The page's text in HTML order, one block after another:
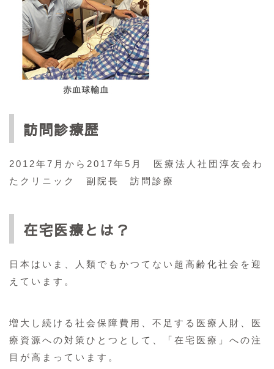
訪問診療歴
2012年7月から2017年5月 医療法人社団淳友会わ
たクリニック 副院長 訪問診療
在宅医療とは？
日本はいま、人類でもかつてない超高齢化社会を迎
えています。
増大し続ける社会保障費用、不足する医療人財、医
療資源への対策ひとつとして、「在宅医療」への注
目が高まっています。